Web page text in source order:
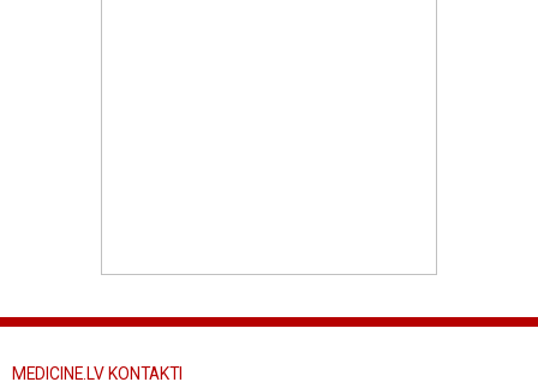
MEDICINE.LV KONTAKTI